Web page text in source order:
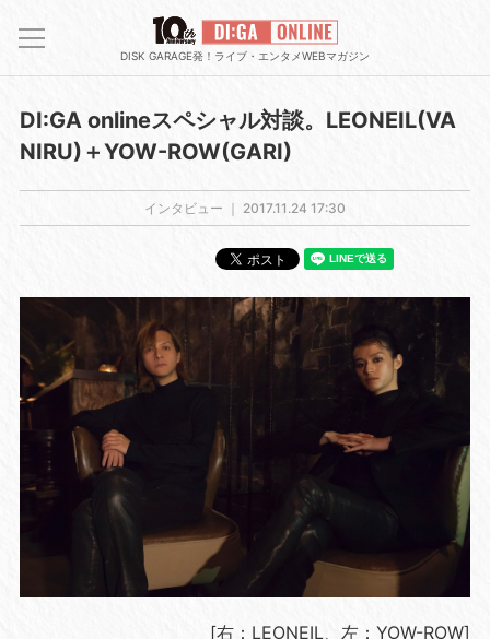
DISK GARAGE発！ライブ・エンタメWEBマガジン
DI:GA onlineスペシャル対談。LEONEIL(VA
NIRU)＋YOW-ROW(GARI)
インタビュー ｜ 2017.11.24 17:30
[右：LEONEIL、左：YOW-ROW]